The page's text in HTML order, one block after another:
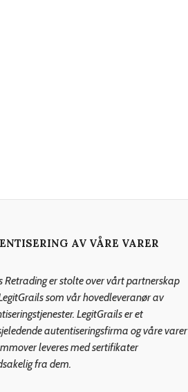
AV VÅRE VARER
Retrading er stolte over vårt partnerskap
som vår hovedleveranør av
LegitGrails er et
autentiseringsfirma og våre varer
leveres med sertifikater
fra dem.